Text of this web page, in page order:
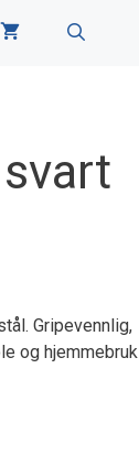
Gripevennlig,
og hjemmebruk